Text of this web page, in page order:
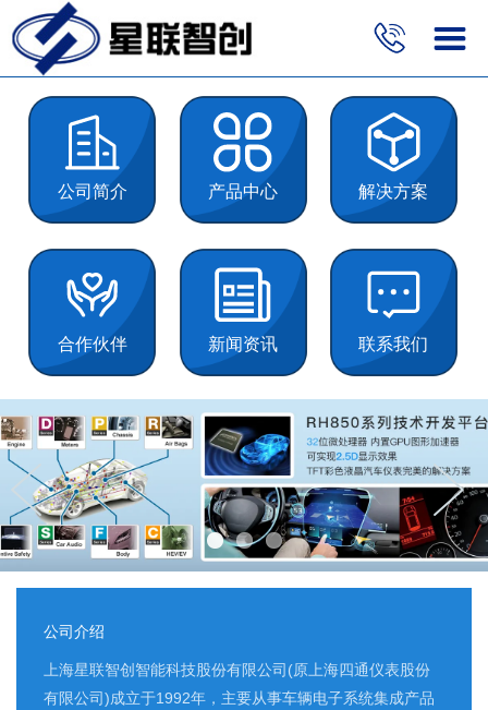
公司简介 产品中心 解决方案
合作伙伴 新闻资讯 联系我们
公司介绍
上海星联智创智能科技股份有限公司(原上海四通仪表股份
有限公司)成立于1992年，主要从事车辆电子系统集成产品